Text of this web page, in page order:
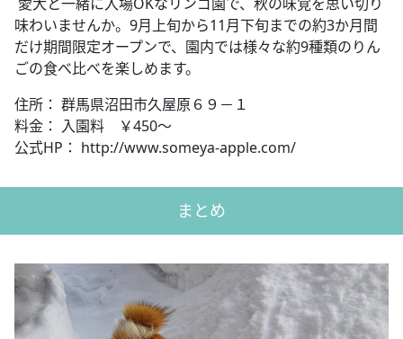
味わいませんか。9月上旬から11月下旬までの約3か月間
だけ期間限定オープンで、園内では様々な約9種類のりん
ごの食べ比べを楽しめます。
住所： 群馬県沼田市久屋原６９－１
料金： 入園料 ￥450～
公式HP： http://www.someya-apple.com/
まとめ